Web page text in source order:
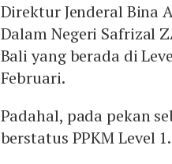
Direktur Jenderal Bina
Dalam Negeri Safrizal
Bali yang berada di
Februari.
Padahal, pada pekan
berstatus PPKM Level 1.